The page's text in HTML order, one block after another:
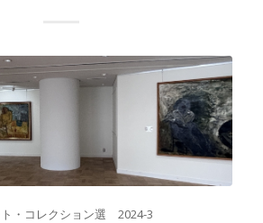
・コレクション選 2024-3